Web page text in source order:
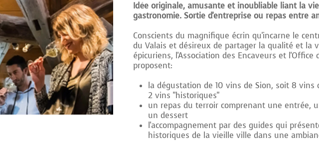
Idée originale, amusante et inoubliable liant la
gastronomie. Sortie d'entreprise ou repas entre
Conscients du magnifique écrin qu'incarne le
du Valais et désireux de partager la qualité et la
épicuriens, l'Association des Encaveurs et l'Office
proposent:
la dégustation de 10 vins de Sion, soit 8
2 vins "historiques"
un repas du terroir comprenant une entrée,
un dessert
l'accompagnement par des guides qui
historiques de la vieille ville dans une